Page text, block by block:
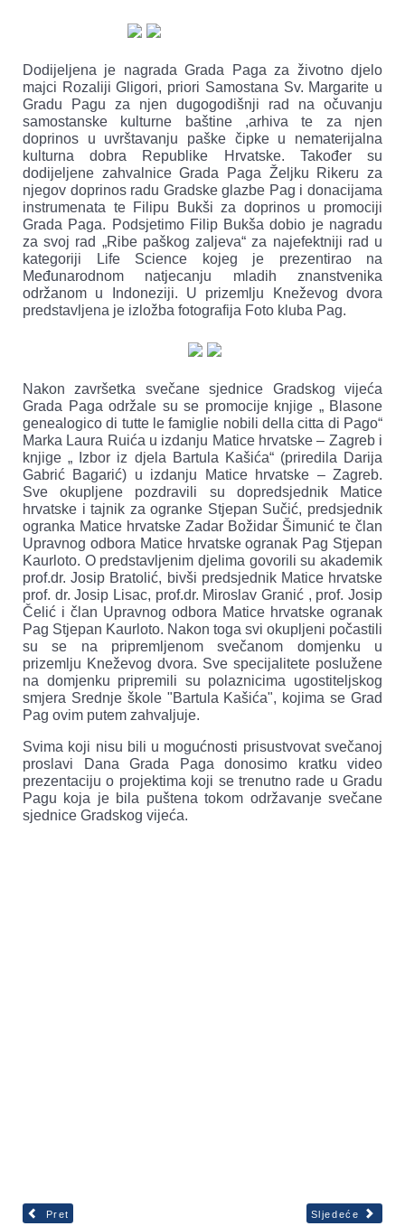
Dodijeljena je nagrada Grada Paga za životno djelo
majci Rozaliji Gligori, priori Samostana Sv. Margarite u
Gradu Pagu za njen dugogodišnji rad na očuvanju
samostanske kulturne baštine ,arhiva te za njen
doprinos u uvrštavanju paške čipke u nematerijalna
kulturna dobra Republike Hrvatske. Također su
dodijeljene zahvalnice Grada Paga Željku Rikeru za
njegov doprinos radu Gradske glazbe Pag i donacijama
instrumenata te Filipu Bukši za doprinos u promociji
Grada Paga. Podsjetimo Filip Bukša dobio je nagradu
za svoj rad „Ribe paškog zaljeva“ za najefektniji rad u
kategoriji Life Science kojeg je prezentirao na
Međunarodnom natjecanju mladih znanstvenika
održanom u Indoneziji. U prizemlju Kneževog dvora
predstavljena je izložba fotografija Foto kluba Pag.
Nakon završetka svečane sjednice Gradskog vijeća
Grada Paga održale su se promocije knjige „ Blasone
genealogico di tutte le famiglie nobili della citta di Pago“
Marka Laura Ruića u izdanju Matice hrvatske – Zagreb i
knjige „ Izbor iz djela Bartula Kašića“ (priredila Darija
Gabrić Bagarić) u izdanju Matice hrvatske – Zagreb.
Sve okupljene pozdravili su dopredsjednik Matice
hrvatske i tajnik za ogranke Stjepan Sučić, predsjednik
ogranka Matice hrvatske Zadar Božidar Šimunić te član
Upravnog odbora Matice hrvatske ogranak Pag Stjepan
Kaurloto. O predstavljenim djelima govorili su akademik
prof.dr. Josip Bratolić, bivši predsjednik Matice hrvatske
prof. dr. Josip Lisac, prof.dr. Miroslav Granić , prof. Josip
Čelić i član Upravnog odbora Matice hrvatske ogranak
Pag Stjepan Kaurloto. Nakon toga svi okupljeni počastili
su se na pripremljenom svečanom domjenku u
prizemlju Kneževog dvora. Sve specijalitete poslužene
na domjenku pripremili su polaznicima ugostiteljskog
smjera Srednje škole "Bartula Kašića", kojima se Grad
Pag ovim putem zahvaljuje.
Svima koji nisu bili u mogućnosti prisustvovat svečanoj
proslavi Dana Grada Paga donosimo kratku video
prezentaciju o projektima koji se trenutno rade u Gradu
Pagu koja je bila puštena tokom održavanje svečane
sjednice Gradskog vijeća.
Pret Sljedeće